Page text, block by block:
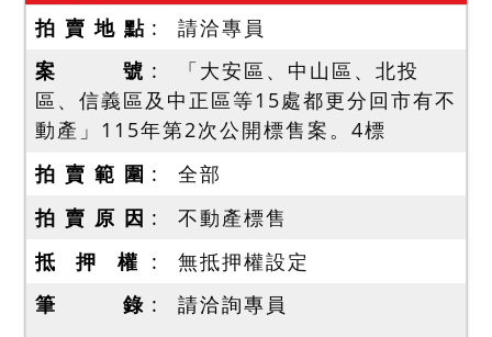
拍 賣 地 點
請洽專員
案 號
「大安區、中山區、北投
區、信義區及中正區等15處都更分回市有不
動產」115年第2次公開標售案。4標
拍 賣 範 圍
全部
拍 賣 原 因
不動產標售
抵 押 權
無抵押權設定
筆 錄
請洽詢專員